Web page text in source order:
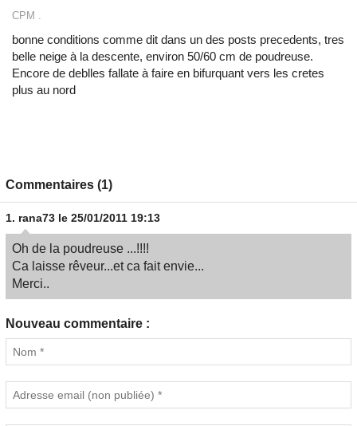
CPM .
bonne conditions comme dit dans un des posts precedents, tres
belle neige à la descente, environ 50/60 cm de poudreuse.
Encore de deblles fallate à faire en bifurquant vers les cretes
plus au nord
Commentaires (1)
1. rana73 le 25/01/2011 19:13
Oh de la poudreuse ...!!!!
Ca laisse rêveur...et ca fait envie...
Merci..
Nouveau commentaire :